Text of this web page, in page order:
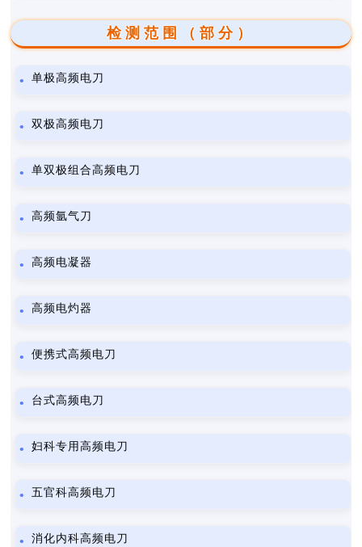
检测范围（部分）
单极高频电刀
双极高频电刀
单双极组合高频电刀
高频氩气刀
高频电凝器
高频电灼器
便携式高频电刀
台式高频电刀
妇科专用高频电刀
五官科高频电刀
消化内科高频电刀